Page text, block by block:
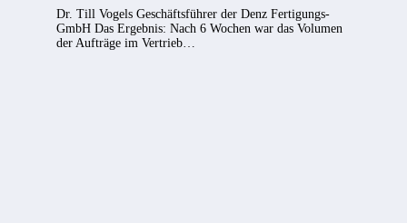
Dr. Till Vogels Geschäftsführer der Denz Fertigungs-
GmbH Das Ergebnis: Nach 6 Wochen war das Volumen
der Aufträge im Vertrieb…